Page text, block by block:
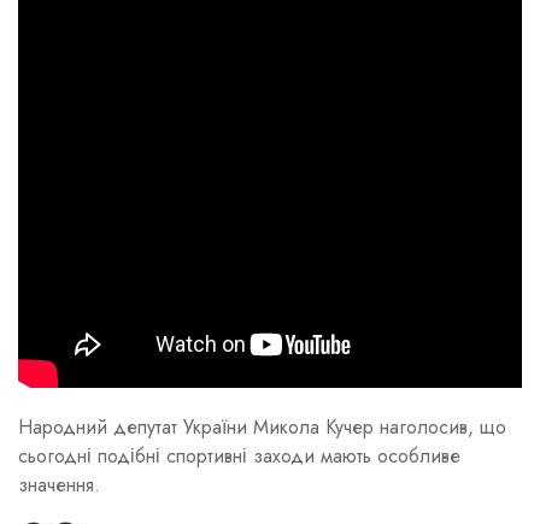
Народний депутат України Микола Кучер наголосив, що
сьогодні подібні спортивні заходи мають особливе
значення.